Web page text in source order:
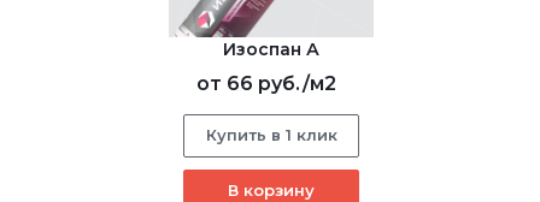
Изоспан А
от 66 руб./м2
Купить в 1 клик
В корзину